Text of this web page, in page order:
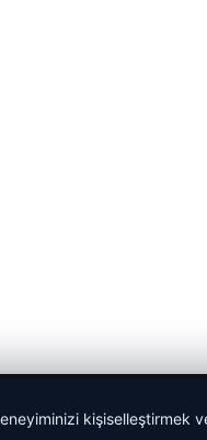
kişiselleştirmek